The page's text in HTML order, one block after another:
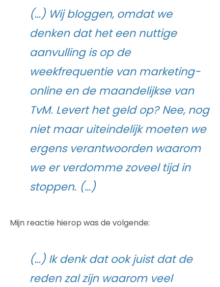
(…) Wij bloggen, omdat we
denken dat het een nuttige
aanvulling is op de
weekfrequentie van marketing-
online en de maandelijkse van
TvM. Levert het geld op? Nee, nog
niet maar uiteindelijk moeten we
ergens verantwoorden waarom
we er verdomme zoveel tijd in
stoppen. (…)
Mijn reactie hierop was de volgende:
(…) Ik denk dat ook juist dat de
reden zal zijn waarom veel